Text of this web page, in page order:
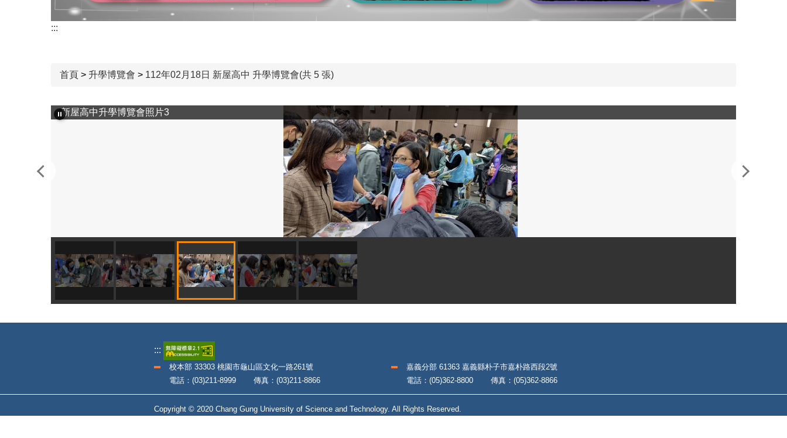
:::
首頁 > 升學博覽會 > 112年02月18日 新屋高中 升學博覽會(共 5 張)
新屋高中升學博覽會照片3
:::
校本部 33303 桃園市龜山區文化一路261號
電話：(03)211-8999 傳真：(03)211-8866
嘉義分部 61363 嘉義縣朴子市嘉朴路西段2號
電話：(05)362-8800 傳真：(05)362-8866
Copyright © 2020 Chang Gung University of Science and Technology. All Rights Reserved.